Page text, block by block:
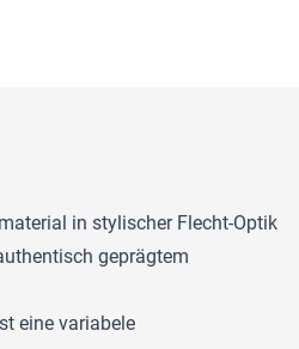
in stylischer Flecht-Optik
geprägtem
eine variabele